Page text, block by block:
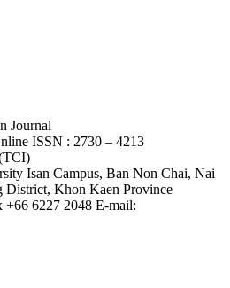
Journal
ISSN : 2730 – 4213
(TCI)
Isan Campus, Ban Non Chai, Nai
District, Khon Kaen Province
2048 E-mail: